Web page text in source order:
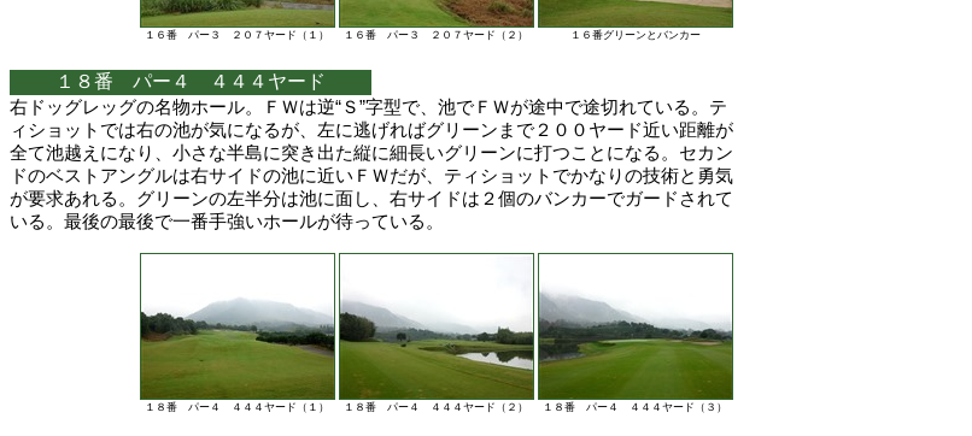
１６番グリーンとバンカー
１６番 パー３ ２０７ヤード（２）
１６番 パー３ ２０７ヤード（１）
１８番 パー４ ４４４ヤード
右ドッグレッグの名物ホール。ＦＷは逆“Ｓ”字型で、池でＦＷが途中で途切れている。テ
ィショットでは右の池が気になるが、左に逃げればグリーンまで２００ヤード近い距離が
全て池越えになり、小さな半島に突き出た縦に細長いグリーンに打つことになる。セカン
ドのベストアングルは右サイドの池に近いＦＷだが、ティショットでかなりの技術と勇気
が要求あれる。グリーンの左半分は池に面し、右サイドは２個のバンカーでガードされて
いる。最後の最後で一番手強いホールが待っている。
１８番 パー４ ４４４ヤード（３）
１８番 パー４ ４４４ヤード（２）
１８番 パー４ ４４４ヤード（１）